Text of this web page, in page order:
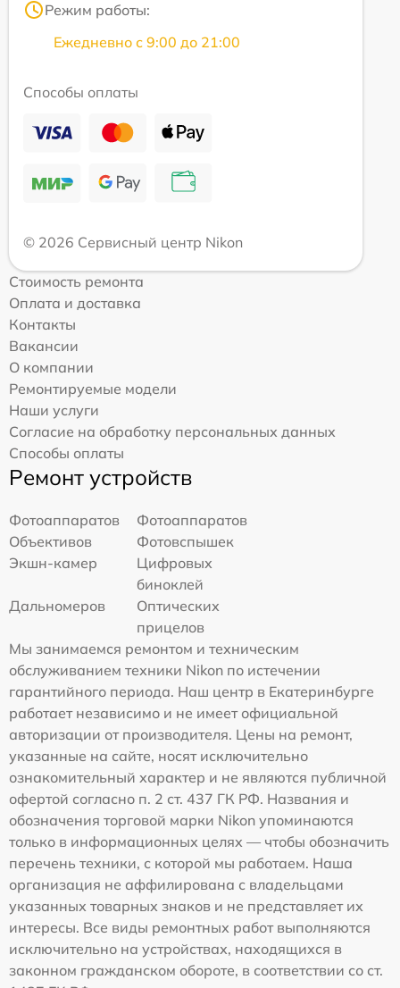
Режим работы:
Ежедневно с 9:00 до 21:00
Способы оплаты
© 2026 Сервисный центр Nikon
Стоимость ремонта
Оплата и доставка
Контакты
Вакансии
О компании
Ремонтируемые модели
Наши услуги
Согласие на обработку персональных данных
Способы оплаты
Ремонт устройств
Фотоаппаратов
Фотоаппаратов
Объективов
Фотовспышек
Экшн-камер
Цифровых
биноклей
Дальномеров
Оптических
прицелов
Мы занимаемся ремонтом и техническим
обслуживанием техники Nikon по истечении
гарантийного периода. Наш центр в Екатеринбурге
работает независимо и не имеет официальной
авторизации от производителя. Цены на ремонт,
указанные на сайте, носят исключительно
ознакомительный характер и не являются публичной
офертой согласно п. 2 ст. 437 ГК РФ. Названия и
обозначения торговой марки Nikon упоминаются
только в информационных целях — чтобы обозначить
перечень техники, с которой мы работаем. Наша
организация не аффилирована с владельцами
указанных товарных знаков и не представляет их
интересы. Все виды ремонтных работ выполняются
исключительно на устройствах, находящихся в
законном гражданском обороте, в соответствии со ст.